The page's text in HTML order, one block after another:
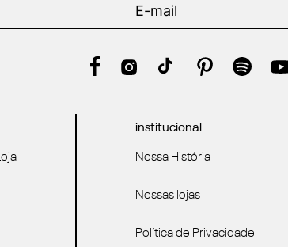
institucional
Nossa História
Nossas lojas
Política de Privacidade